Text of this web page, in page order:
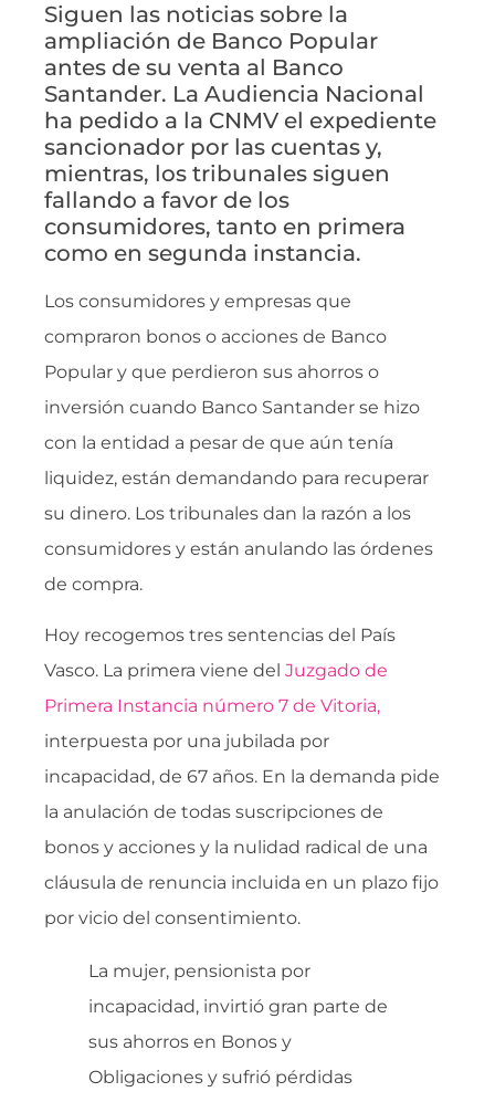
Siguen las noticias sobre la
ampliación de Banco Popular
antes de su venta al Banco
Santander. La Audiencia Nacional
ha pedido a la CNMV el expediente
sancionador por las cuentas y,
mientras, los tribunales siguen
fallando a favor de los
consumidores, tanto en primera
como en segunda instancia.
Los consumidores y empresas que
compraron bonos o acciones de Banco
Popular y que perdieron sus ahorros o
inversión cuando Banco Santander se hizo
con la entidad a pesar de que aún tenía
liquidez, están demandando para recuperar
su dinero. Los tribunales dan la razón a los
consumidores y están anulando las órdenes
de compra.
Hoy recogemos tres sentencias del País
Vasco. La primera viene del Juzgado de
Primera Instancia número 7 de Vitoria,
interpuesta por una jubilada por
incapacidad, de 67 años. En la demanda pide
la anulación de todas suscripciones de
bonos y acciones y la nulidad radical de una
cláusula de renuncia incluida en un plazo fijo
por vicio del consentimiento.
La mujer, pensionista por
incapacidad, invirtió gran parte de
sus ahorros en Bonos y
Obligaciones y sufrió pérdidas